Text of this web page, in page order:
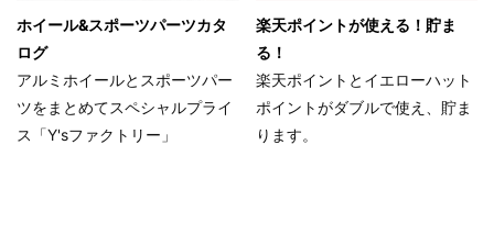
ホイール&スポーツパーツカタ
ログ
アルミホイールとスポーツパー
ツをまとめてスペシャルプライ
ス「Y'sファクトリー」
楽天ポイントが使える！貯ま
る！
楽天ポイントとイエローハット
ポイントがダブルで使え、貯ま
ります。